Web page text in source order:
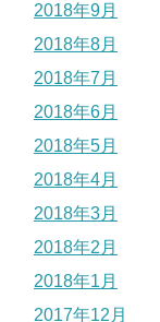
2018年9月
2018年8月
2018年7月
2018年6月
2018年5月
2018年4月
2018年3月
2018年2月
2018年1月
2017年12月